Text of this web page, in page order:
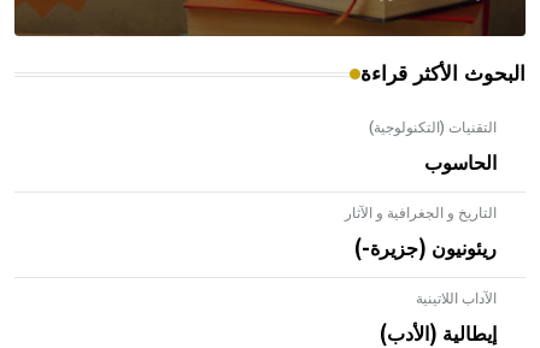
البحوث الأكثر قراءة
التقنيات (التكنولوجية)
الحاسوب
التاريخ و الجغرافية و الآثار
ريئونيون (جزيرة-)
الآداب اللاتينية
إيطالية (الأدب)